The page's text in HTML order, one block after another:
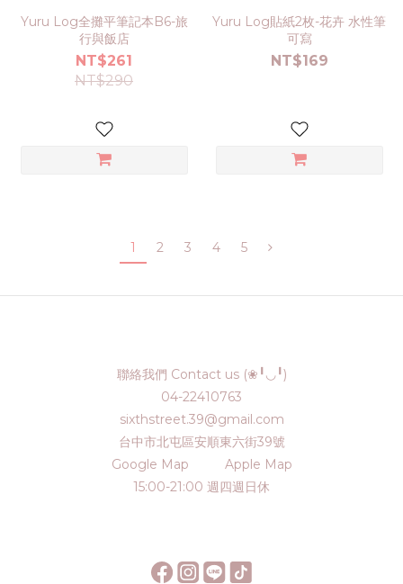
Yuru Log全攤平筆記本B6-旅
行與飯店
NT$261
NT$290
Yuru Log貼紙2枚-花卉 水性筆
可寫
NT$169
1 2 3 4 5
聯絡我們 Contact us (❀╹◡╹)
04-22410763
sixthstreet.39@gmail.com
台中市北屯區安順東六街39號
Google Map
Apple Map
15:00-21:00 週四週日休